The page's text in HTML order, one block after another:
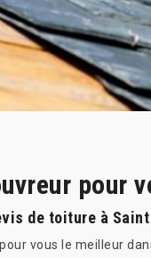
pour
de toiture à
vous le meilleur